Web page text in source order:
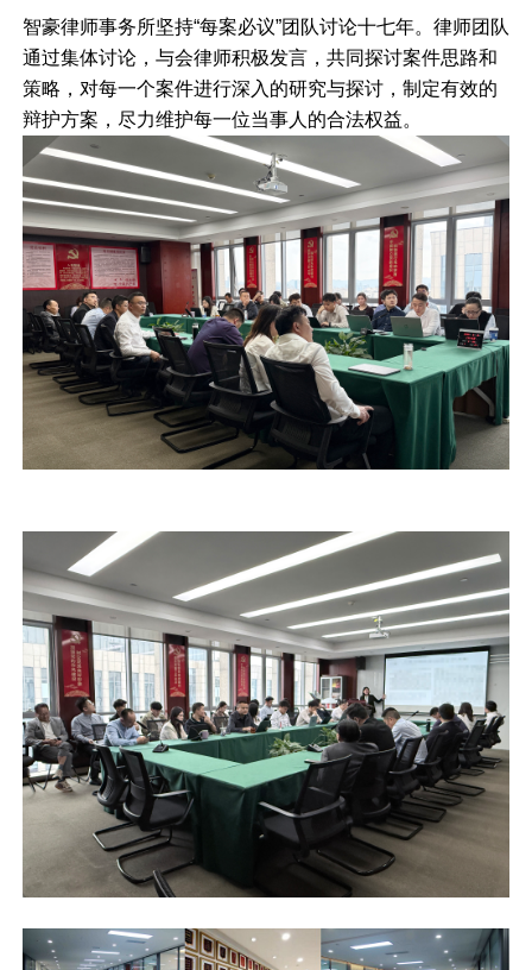
智豪律师事务所坚持“每案必议”团队讨论十七年。律师团队
通过集体讨论，与会律师积极发言，共同探讨案件思路和
策略，对每一个案件进行深入的研究与探讨，制定有效的
辩护方案，尽力维护每一位当事人的合法权益。